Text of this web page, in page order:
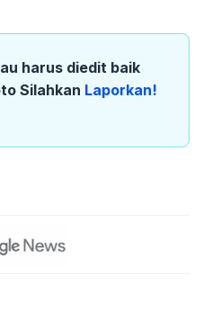
harus diedit baik
Silahkan Laporkan!